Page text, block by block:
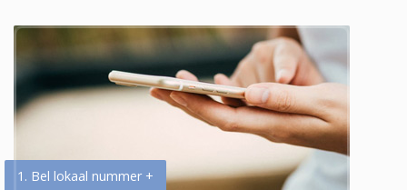
1. Bel lokaal nummer +